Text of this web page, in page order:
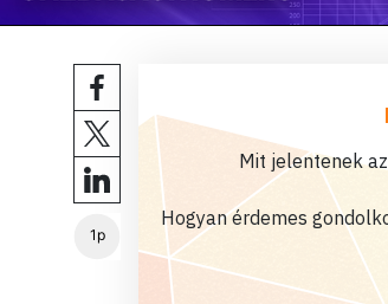
1p
Mit jelentenek
Hogyan érdemes